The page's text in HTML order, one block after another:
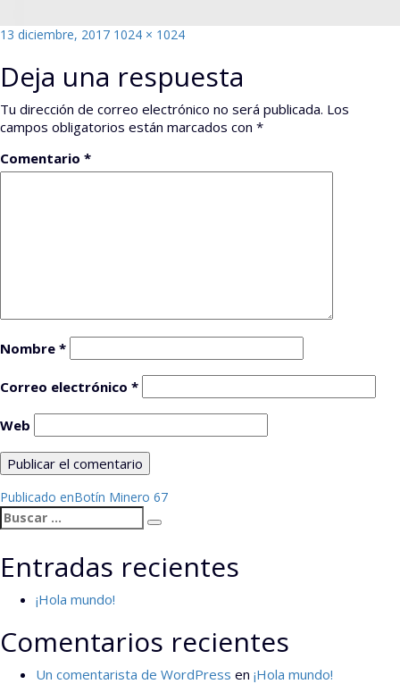
Publicado
13 diciembre, 2017 Tamaño
1024 × 1024
Deja una respuesta
Tu dirección de correo electrónico no será publicada. Los
campos obligatorios están marcados con *
Comentario *
Nombre *
Correo electrónico *
Web
Navegación
de
entradas
Publicado enBotín Minero 67
Buscar
por:
Buscar
Entradas recientes
¡Hola mundo!
Comentarios recientes
Un comentarista de WordPress en ¡Hola mundo!